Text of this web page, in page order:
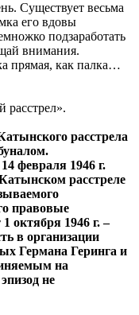
Существует весьма
его вдовы
подзаработать
внимания.
прямая, как палка…
расстрел».
расстрела
февраля 1946 г.
расстреле
правовые
октября 1946 г. –
в организации
Германа Геринга и
на
не